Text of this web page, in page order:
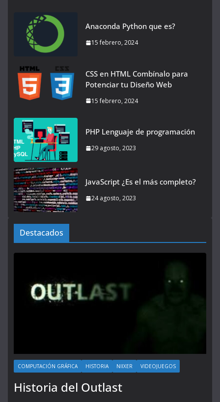
Anaconda Python que es?
15 febrero, 2024
CSS en HTML Combínalo para
Potenciar tu Diseño Web
15 febrero, 2024
PHP Lenguaje de programación
29 agosto, 2023
JavaScript ¿Es el más completo?
24 agosto, 2023
Destacados
COMPUTACIÓN GRÁFICA HISTORIA NIIXER VIDEOJUEGOS
Historia del Outlast